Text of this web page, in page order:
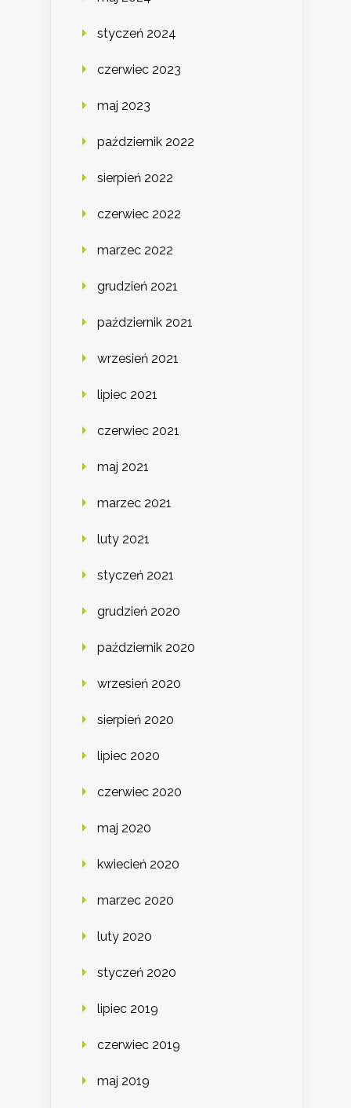
styczeń 2024
czerwiec 2023
maj 2023
październik 2022
sierpień 2022
czerwiec 2022
marzec 2022
grudzień 2021
październik 2021
wrzesień 2021
lipiec 2021
czerwiec 2021
maj 2021
marzec 2021
luty 2021
styczeń 2021
grudzień 2020
październik 2020
wrzesień 2020
sierpień 2020
lipiec 2020
czerwiec 2020
maj 2020
kwiecień 2020
marzec 2020
luty 2020
styczeń 2020
lipiec 2019
czerwiec 2019
maj 2019